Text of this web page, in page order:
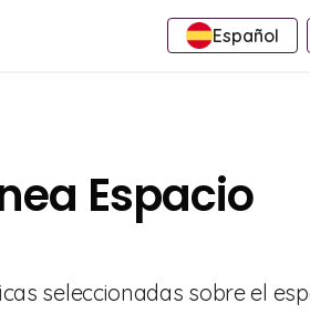
Español
Espacio
seleccionadas sobre el